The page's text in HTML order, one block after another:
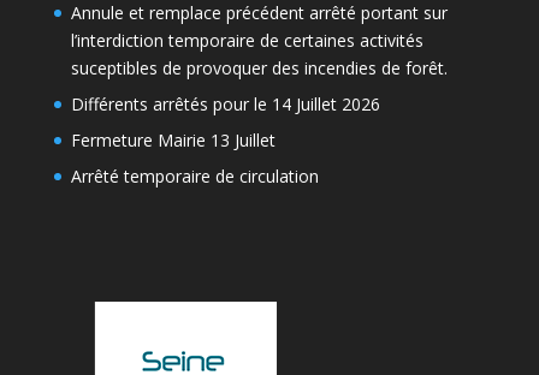
Annule et remplace précédent arrêté portant sur
l’interdiction temporaire de certaines activités
suceptibles de provoquer des incendies de forêt.
Différents arrêtés pour le 14 Juillet 2026
Fermeture Mairie 13 Juillet
Arrêté temporaire de circulation